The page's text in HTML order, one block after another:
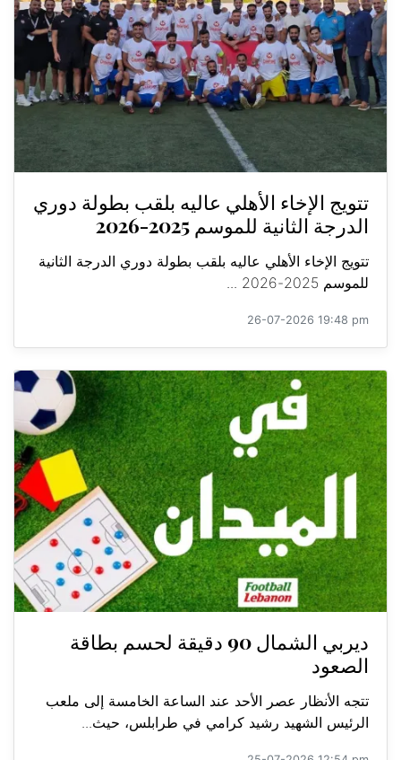
تتويج الإخاء الأهلي عاليه بلقب بطولة دوري
الدرجة الثانية للموسم 2025-2026
تتويج الإخاء الأهلي عاليه بلقب بطولة دوري الدرجة الثانية
للموسم 2025-2026 ...
26-07-2026 19:48 pm
ديربي الشمال 90 دقيقة لحسم بطاقة
الصعود
تتجه الأنظار عصر الأحد عند الساعة الخامسة إلى ملعب
الرئيس الشهيد رشيد كرامي في طرابلس، حيث...